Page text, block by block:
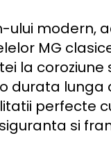
ului modern,
MG
la
durata lunga
perfecte
si